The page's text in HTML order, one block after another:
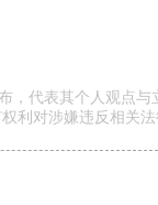
，代表其个人观点
利对涉嫌违反相关法